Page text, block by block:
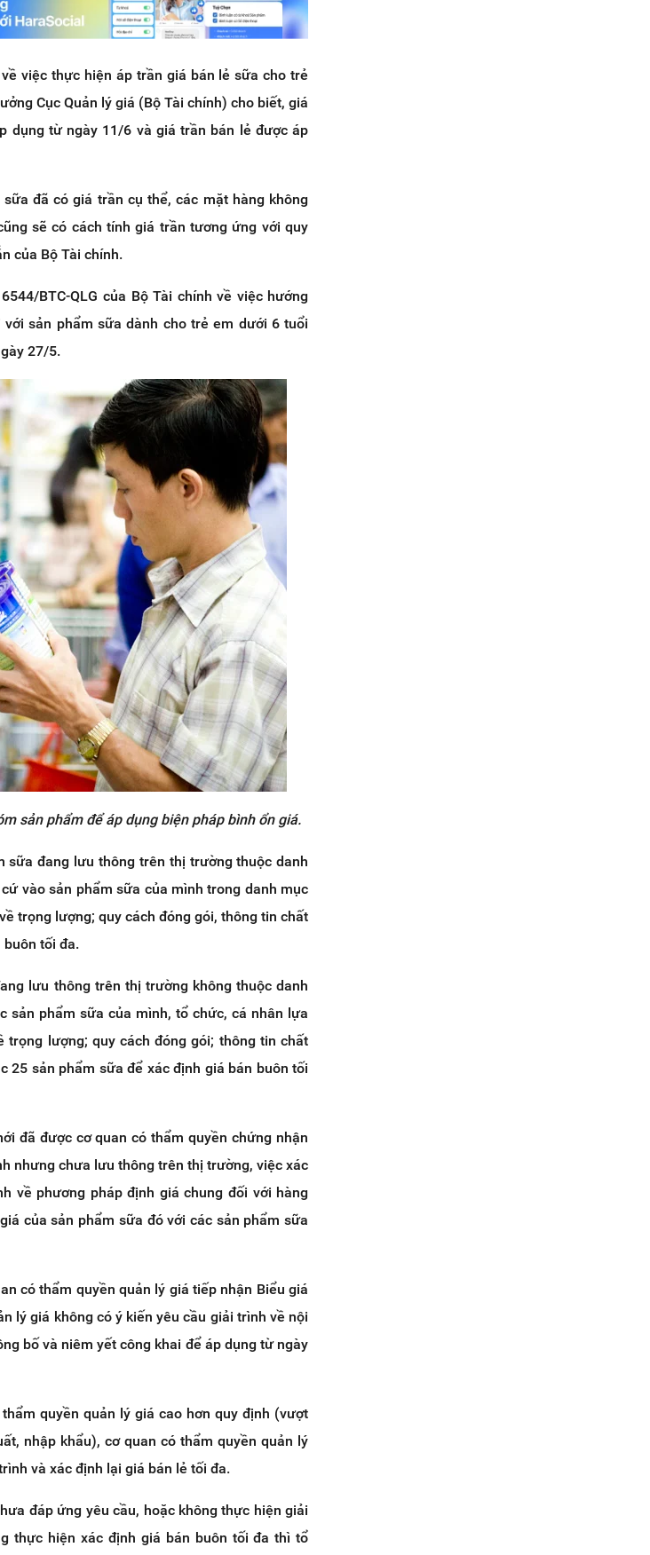
việc thực hiện áp trần giá bán lẻ sữa cho trẻ
Cục Quản lý giá (Bộ Tài chính) cho biết, giá
dụng từ ngày 11/6 và giá trần bán lẻ được áp
đã có giá trần cụ thể, các mặt hàng không
sẽ có cách tính giá trần tương ứng với quy
của Bộ Tài chính.
BTC-QLG của Bộ Tài chính về việc hướng
sản phẩm sữa dành cho trẻ em dưới 6 tuổi
27/5.
sản phẩm để áp dụng biện pháp bình ổn giá.
sữa đang lưu thông trên thị trường thuộc danh
vào sản phẩm sữa của mình trong danh mục
trọng lượng; quy cách đóng gói, thông tin chất
buôn tối đa.
lưu thông trên thị trường không thuộc danh
sản phẩm sữa của mình, tổ chức, cá nhân lựa
lượng; quy cách đóng gói; thông tin chất
25 sản phẩm sữa để xác định giá bán buôn tối
đã được cơ quan có thẩm quyền chứng nhận
nhưng chưa lưu thông trên thị trường, việc xác
về phương pháp định giá chung đối với hàng
của sản phẩm sữa đó với các sản phẩm sữa
có thẩm quyền quản lý giá tiếp nhận Biểu giá
lý giá không có ý kiến yêu cầu giải trình về nội
bố và niêm yết công khai để áp dụng từ ngày
quyền quản lý giá cao hơn quy định (vượt
nhập khẩu), cơ quan có thẩm quyền quản lý
và xác định lại giá bán lẻ tối đa.
đáp ứng yêu cầu, hoặc không thực hiện giải
thực hiện xác định giá bán buôn tối đa thì tổ